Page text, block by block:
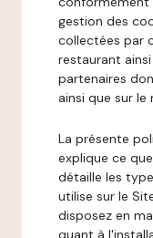
gestion des
collectées par
restaurant
partenaires
ainsi que sur
La présente
explique ce
détaille les
utilise sur le
disposez en
quant à